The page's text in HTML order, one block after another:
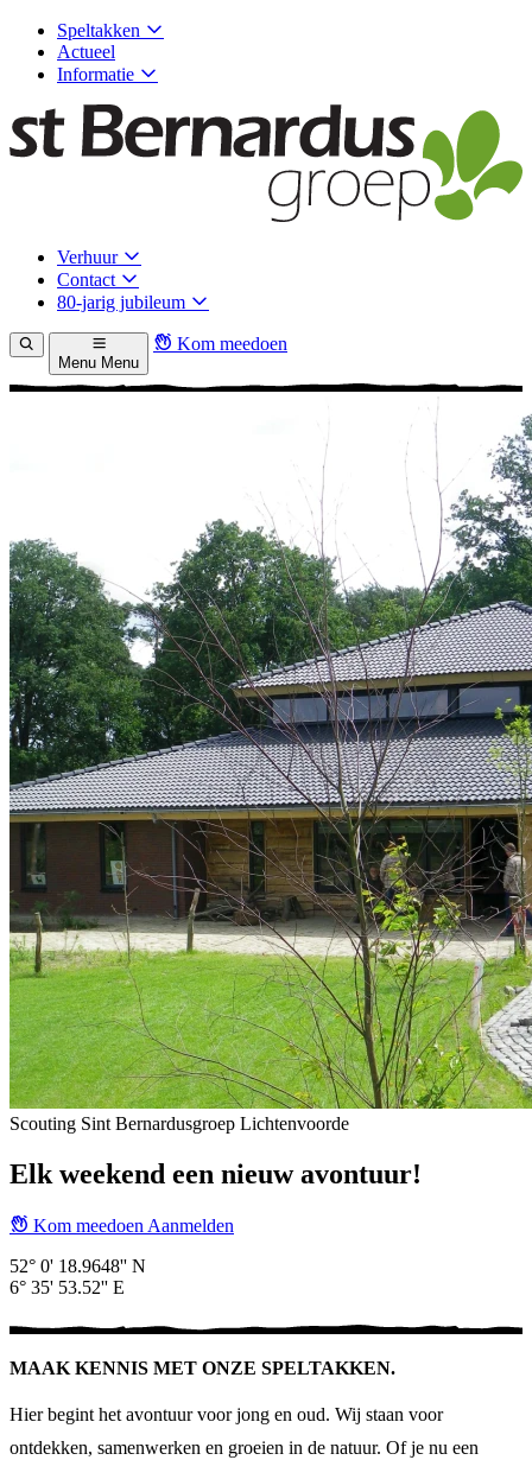
Speltakken
Actueel
Informatie
Verhuur
Contact
80-jarig jubileum
Menu Menu
Kom meedoen
Scouting Sint Bernardusgroep Lichtenvoorde
Elk weekend een nieuw avontuur!
Kom meedoen Aanmelden
52° 0' 18.9648'' N
6° 35' 53.52'' E
MAAK KENNIS MET ONZE SPELTAKKEN.
Hier begint het avontuur voor jong en oud. Wij staan voor
ontdekken, samenwerken en groeien in de natuur. Of je nu een